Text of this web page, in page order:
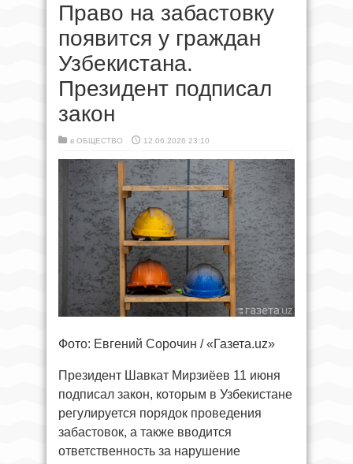
Право на забастовку
появится у граждан
Узбекистана.
Президент подписал
закон
в ОБЩЕСТВО 12.06.2026 23:10
Фото: Евгений Сорочин / «Газета.uz»
Президент Шавкат Мирзиёев 11 июня
подписал закон, которым в Узбекистане
регулируется порядок проведения
забастовок, а также вводится
ответственность за нарушение